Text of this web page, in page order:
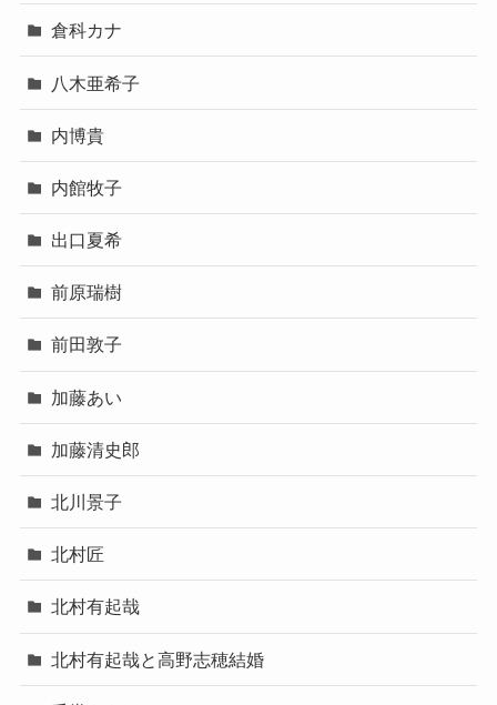
倉科カナ
八木亜希子
内博貴
内館牧子
出口夏希
前原瑞樹
前田敦子
加藤あい
加藤清史郎
北川景子
北村匠
北村有起哉
北村有起哉と高野志穂結婚